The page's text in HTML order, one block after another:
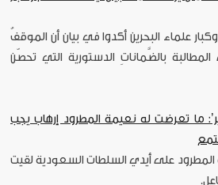
علماء البحرين أكدوا في بيان أن الموقفُ
بالضَّماناتِ الدستورية التي تحصّن
ما تعرضت له نعيمة المطرود إرهاب يجب
على أيدي السلطات السعودية لقيت